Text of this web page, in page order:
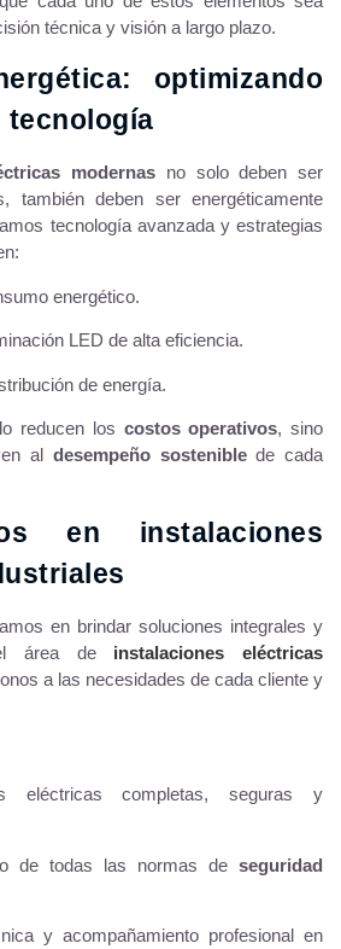
técnica y visión a largo plazo.
optimizando
tecnología
modernas no solo deben ser
también deben ser energéticamente
tecnología avanzada y estrategias
energético.
LED de alta eficiencia.
de energía.
reducen los costos operativos, sino
al desempeño sosteniblede cada
en instalaciones
en brindar soluciones integrales y
el área de instalaciones eléctricas
a las necesidades de cada cliente y
eléctricas completas, seguras y
de todas las normas de seguridad
y acompañamiento profesional en